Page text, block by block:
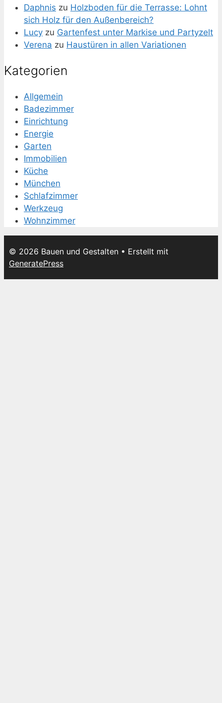
Daphnis zu Holzboden für die Terrasse: Lohnt
sich Holz für den Außenbereich?
Lucy zu Gartenfest unter Markise und Partyzelt
Verena zu Haustüren in allen Variationen
Kategorien
Allgemein
Badezimmer
Einrichtung
Energie
Garten
Immobilien
Küche
München
Schlafzimmer
Werkzeug
Wohnzimmer
© 2026 Bauen und Gestalten • Erstellt mit
GeneratePress